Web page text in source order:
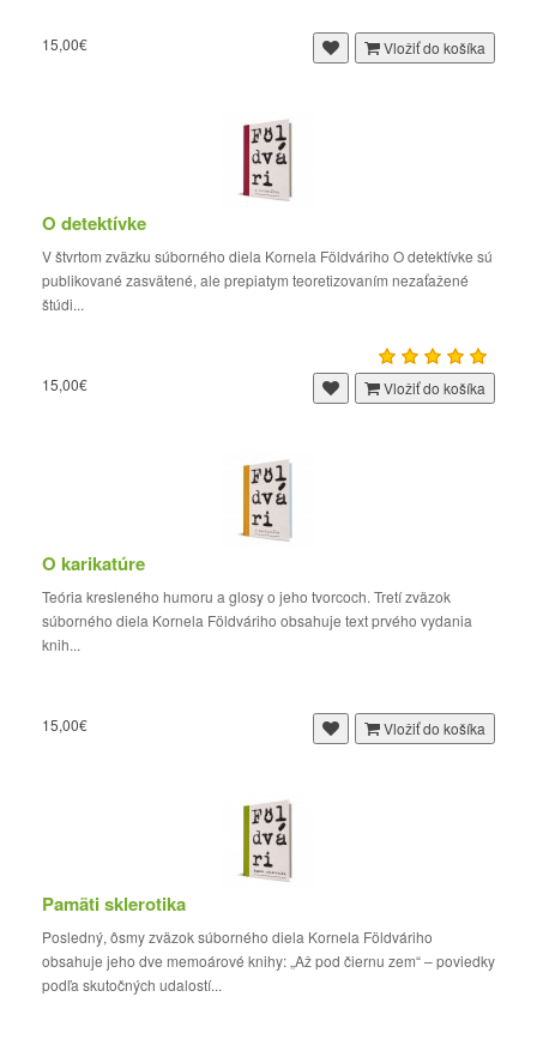
15,00€ Vložiť do košíka
O detektívke
V štvrtom zväzku súborného diela Kornela Földváriho O detektívke sú
publikované zasvätené, ale prepiatym teoretizovaním nezaťažené
štúdi...
15,00€ Vložiť do košíka
O karikatúre
Teória kresleného humoru a glosy o jeho tvorcoch. Tretí zväzok
súborného diela Kornela Földváriho obsahuje text prvého vydania
knih...
15,00€ Vložiť do košíka
Pamäti sklerotika
Posledný, ôsmy zväzok súborného diela Kornela Földváriho
obsahuje jeho dve memoárové knihy: „Až pod čiernu zem“ – poviedky
podľa skutočných udalostí...